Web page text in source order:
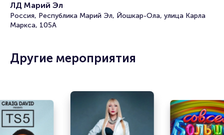
ЛД Марий Эл
Россия, Республика Марий Эл, Йошкар-Ола, улица Карла
Маркса, 105А
Другие мероприятия